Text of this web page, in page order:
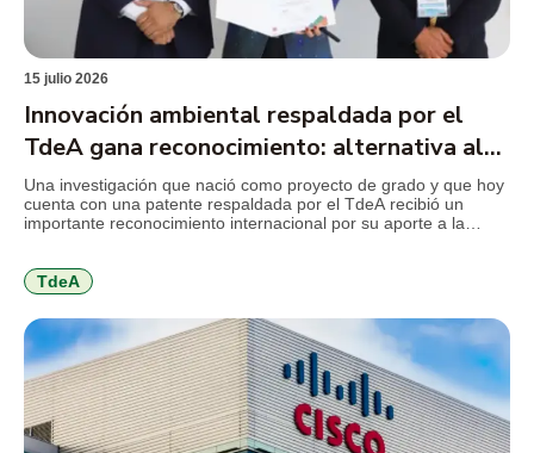
15 julio 2026
Innovación ambiental respaldada por el
TdeA gana reconocimiento: alternativa al
mercurio en la minería
Una investigación que nació como proyecto de grado y que hoy
cuenta con una patente respaldada por el TdeA recibió un
importante reconocimiento internacional por su aporte a la
elaborado a partir de la cáscara de cacao, una […]
TdeA